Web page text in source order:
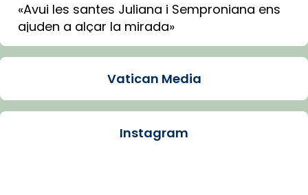
«Avui les santes Juliana i Semproniana ens
ajuden a alçar la mirada»
Mons. Sergi Gordo, bisbe de Tortosa, ha
Santes de Mataró.
🔗tinyurl.com/cvu5jmbk
Vatican Media
Instagram